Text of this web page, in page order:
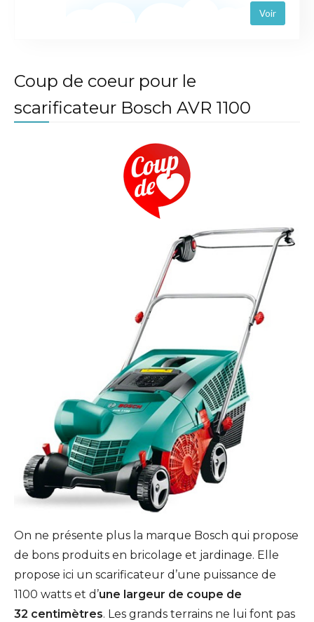
Voir
Coup de coeur pour le
scarificateur Bosch AVR 1100
On ne présente plus la marque Bosch qui propose
de bons produits en bricolage et jardinage. Elle
propose ici un scarificateur d’une puissance de
1100 watts et d’une largeur de coupe de
32 centimètres. Les grands terrains ne lui font pas